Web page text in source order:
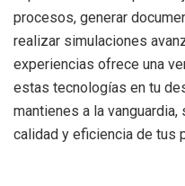
procesos, generar
realizar simulaciones
experiencias ofrece una
estas tecnologías en tu
mantienes a la
calidad y eficiencia de tus